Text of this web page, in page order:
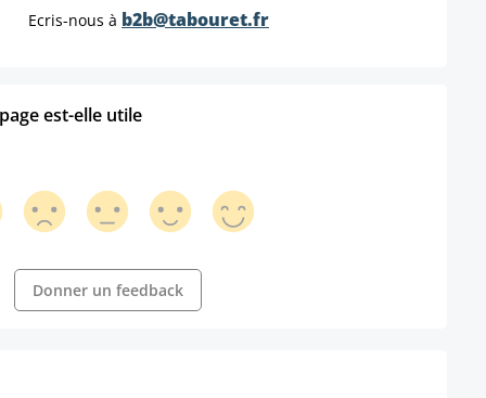
Ecris-nous à b2b@tabouret.fr
est-elle utile
Donner un feedback